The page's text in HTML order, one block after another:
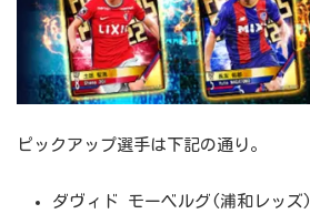
ピックアップ選手は下記の通り。
ダヴィド モーベルグ(浦和レッズ)